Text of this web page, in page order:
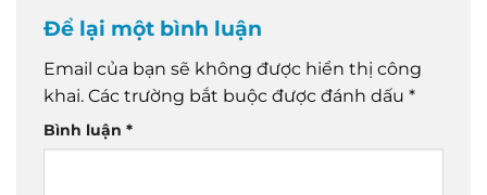
Để lại một bình luận
Email của bạn sẽ không được hiển thị công
khai. Các trường bắt buộc được đánh dấu *
Bình luận *